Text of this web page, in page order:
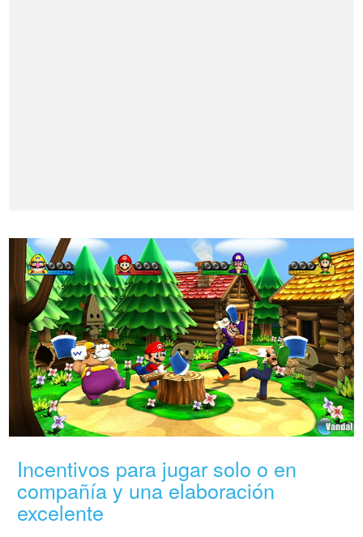
Incentivos para jugar solo o en
compañía y una elaboración
excelente